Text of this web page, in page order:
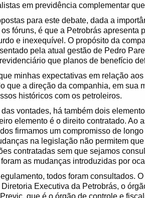
em previdência complementar
para este debate, dada a
fóruns, é que a Petrobrás apresenta
e inexequível. O propósito da
pela atual gestão de Pedro
que planos de benefício
minhas expectativas em relação
que a direção da companhia, em sua
históricos com os petroleiros.
vontades, há também dois
elemento é o direito contratado. Ao
firmamos um compromisso de
na legislação não permitem
contratadas sem que sejamos
as mudanças introduzidas por
todos foram consultados.
Executiva da Petrobrás, o
que é o órgão de controle e